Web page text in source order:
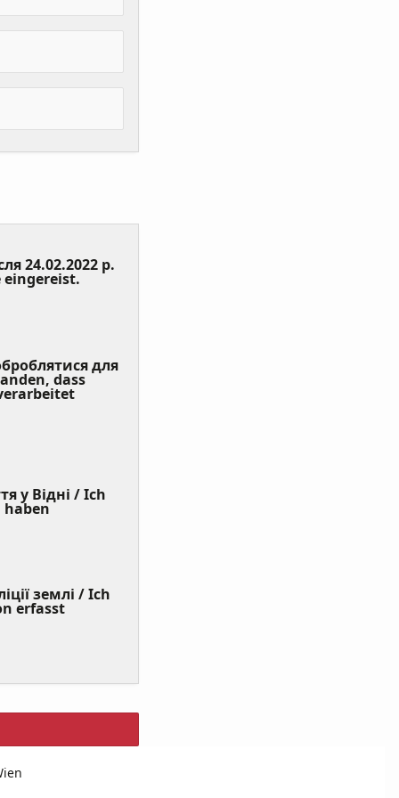
24.02.2022 р.
eingereist. (Value
для
dass
у Відні / Ich
(Value
землі / Ich
erfasst